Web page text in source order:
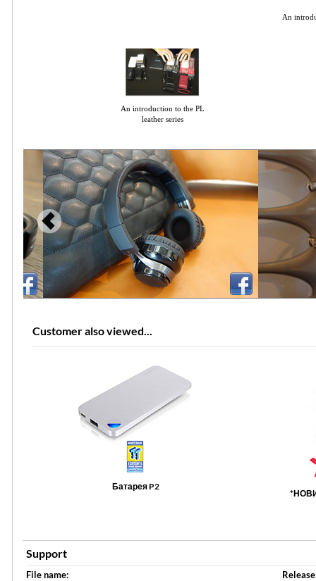
An
An introduction to the PL
leather series
Customer also viewed...
Батарея P2
Support
File name: